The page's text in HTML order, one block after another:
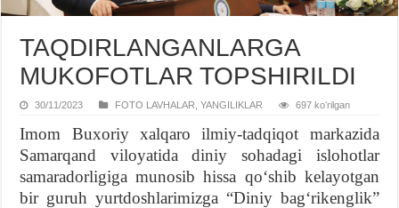
TAQDIRLANGANLARGA
MUKOFOTLAR TOPSHIRILDI
30/11/2023 FOTO LAVHALAR ,YANGILIKLAR 697 koʻrilgan
Imom Buxoriy xalqaro ilmiy-tadqiqot markazida
Samarqand viloyatida diniy sohadagi islohotlar
samaradorligiga munosib hissa qoʻshib kelayotgan
bir guruh yurtdoshlarimizga “Diniy bagʻrikenglik”